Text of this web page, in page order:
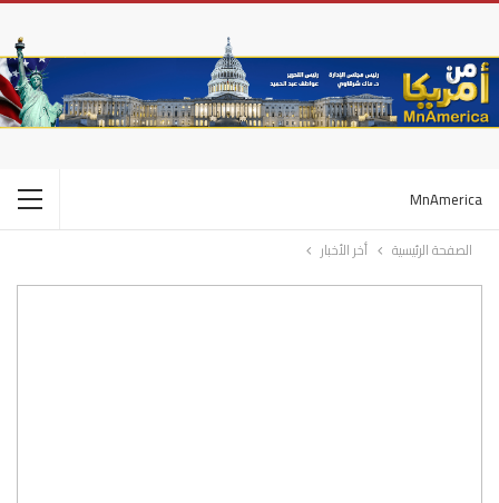
MnAmerica
الصفحة الرئيسية أخر الأخبار